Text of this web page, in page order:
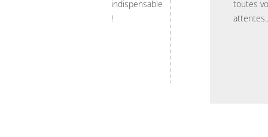
indispensable
!
toutes